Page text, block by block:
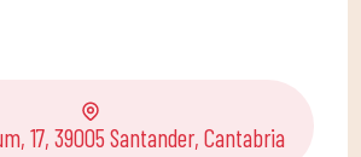
17, 39005 Santander, Cantabria